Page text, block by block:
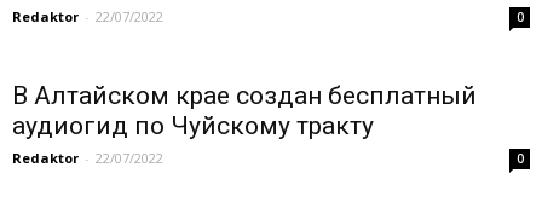
Redaktor - 22/07/2022 0
В Алтайском крае создан бесплатный
аудиогид по Чуйскому тракту
Redaktor - 22/07/2022 0